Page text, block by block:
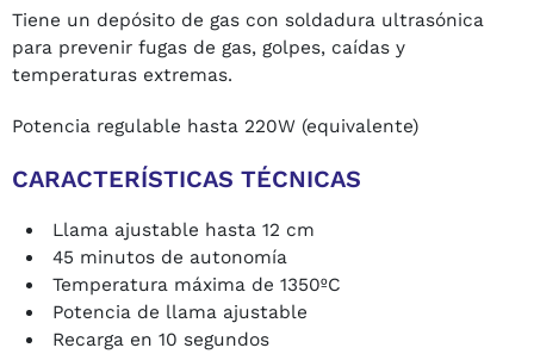
Tiene un depósito de gas con soldadura ultrasónica
para prevenir fugas de gas, golpes, caídas y
temperaturas extremas.
Potencia regulable hasta 220W (equivalente)
CARACTERÍSTICAS TÉCNICAS
Llama ajustable hasta 12 cm
45 minutos de autonomía
Temperatura máxima de 1350ºC
Potencia de llama ajustable
Recarga en 10 segundos